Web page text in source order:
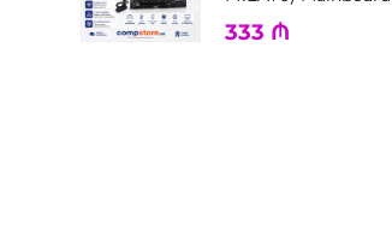
333 ₼